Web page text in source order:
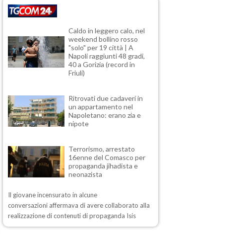
Caldo in leggero calo, nel
weekend bollino rosso
"solo" per 19 città | A
Napoli raggiunti 48 gradi,
40 a Gorizia (record in
Friuli)
Ritrovati due cadaveri in
un appartamento nel
Napoletano: erano zia e
nipote
Terrorismo, arrestato
16enne del Comasco per
propaganda jihadista e
neonazista
Il giovane incensurato in alcune
conversazioni affermava di avere collaborato alla
realizzazione di contenuti di propaganda Isis